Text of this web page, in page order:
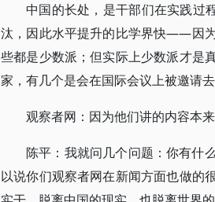
中国的长处，是干部们在实践过
汰，因此水平提升的比学界快——因
些都是少数派；但实际上少数派才是
家，有几个是会在国际会议上被邀请
观察者网：因为他们讲的内容本
陈平：我就问几个问题：你有什
以说你们观察者网在新闻方面也做